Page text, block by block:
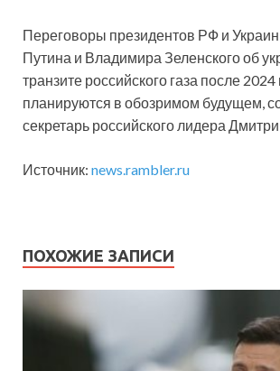
Переговоры президентов РФ и
Путина и Владимира Зеленского об
транзите российского газа после 2024
планируются в обозримом будущем,
секретарь российского лидера
Источник: news.rambler.ru
ПОХОЖИЕ ЗАПИСИ